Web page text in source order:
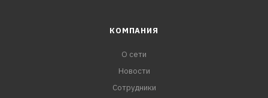
КОМПАНИЯ
О сети
Новости
Сотрудники